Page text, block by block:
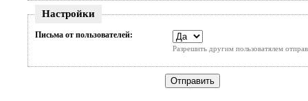
Настройки
Письма от пользователей:
Разрешить другим пользоватялем